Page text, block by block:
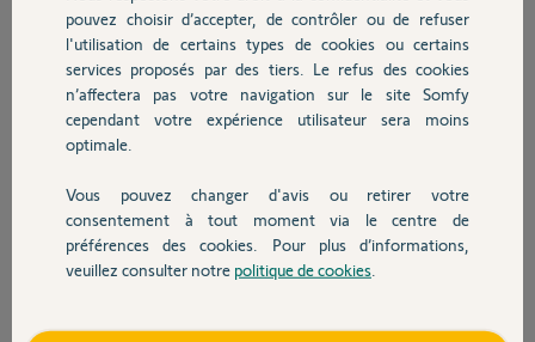
Autres produits
Devis avec un pro
Contact
Réponses
Code installateur > menu > tapez 5 > code > défilement flèche bas pour
avoir la liste des éléments.
pouvez choisir d’accepter, de contrôler ou de refuser
l'utilisation de certains types de cookies ou certains
services proposés par des tiers. Le refus des cookies
n’affectera pas votre navigation sur le site Somfy
cependant votre expérience utilisateur sera moins
optimale.
Vous pouvez changer d'avis ou retirer votre
consentement à tout moment via le centre de
préférences des cookies. Pour plus d’informations,
veuillez consulter notre politique de cookies